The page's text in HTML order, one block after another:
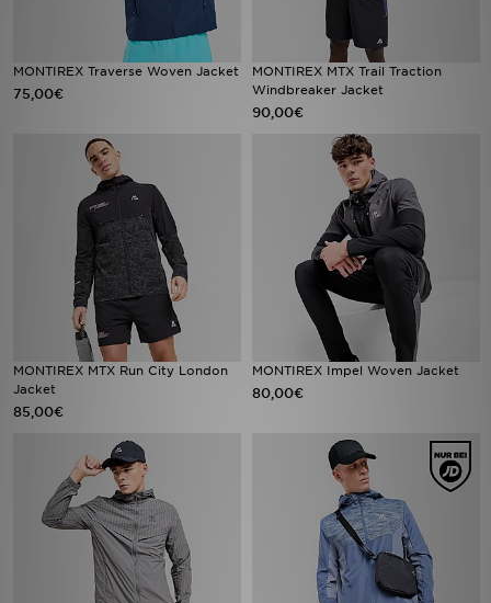
MONTIREX Traverse Woven Jacket
75,00€
MONTIREX MTX Trail Traction
Windbreaker Jacket
90,00€
MONTIREX MTX Run City London
Jacket
85,00€
MONTIREX Impel Woven Jacket
80,00€